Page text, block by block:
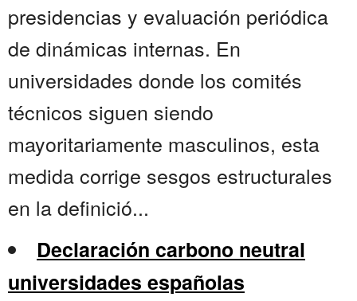
presidencias y evaluación periódica
de dinámicas internas. En
universidades donde los comités
técnicos siguen siendo
mayoritariamente masculinos, esta
medida corrige sesgos estructurales
en la definició...
Declaración carbono neutral
universidades españolas